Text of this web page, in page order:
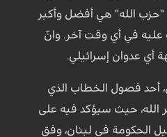
"حزب الله" هي أفضل وأكبر
عليه في أي وقت آخر. وانّ
أي عدوان إسرائيلي.
أحد فصول الخطاب الذي
حيث سيؤكد فيه على
الحكومة في لبنان، وفق